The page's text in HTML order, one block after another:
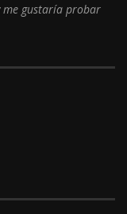
me gustaría probar